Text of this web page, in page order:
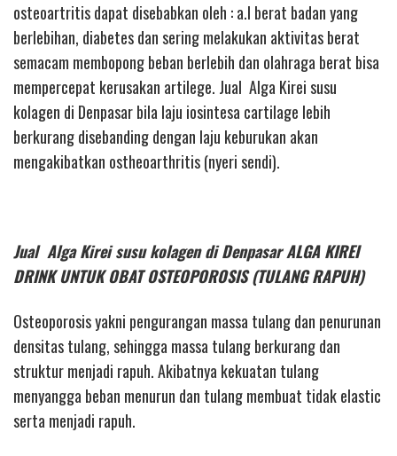
osteoartritis dapat disebabkan oleh : a.l berat badan yang
berlebihan, diabetes dan sering melakukan aktivitas berat
semacam membopong beban berlebih dan olahraga berat bisa
mempercepat kerusakan artilege. Jual Alga Kirei susu
kolagen di Denpasar bila laju iosintesa cartilage lebih
berkurang disebanding dengan laju keburukan akan
mengakibatkan ostheoarthritis (nyeri sendi).
Jual Alga Kirei susu kolagen di Denpasar ALGA KIREI
DRINK UNTUK OBAT OSTEOPOROSIS (TULANG RAPUH)
Osteoporosis yakni pengurangan massa tulang dan penurunan
densitas tulang, sehingga massa tulang berkurang dan
struktur menjadi rapuh. Akibatnya kekuatan tulang
menyangga beban menurun dan tulang membuat tidak elastic
serta menjadi rapuh.